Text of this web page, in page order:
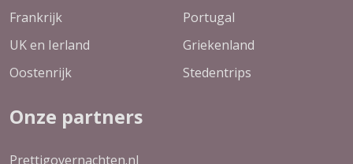
Frankrijk
UK en Ierland
Oostenrijk
Portugal
Griekenland
Stedentrips
Onze partners
Prettigovernachten.nl